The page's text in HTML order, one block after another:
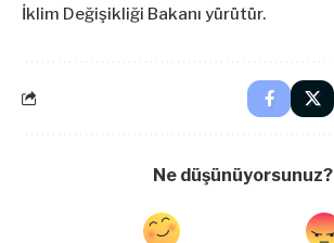
İklim Değişikliği Bakanı yürütür.
Ne düşünüyorsunuz?